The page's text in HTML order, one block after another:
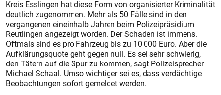
Kreis Esslingen hat diese Form von organisierter Kriminalität
deutlich zugenommen. Mehr als 50 Fälle sind in den
vergangenen eineinhalb Jahren beim Polizeipräsidium
Reutlingen angezeigt worden. Der Schaden ist immens.
Oftmals sind es pro Fahrzeug bis zu 10 000 Euro. Aber die
Aufklärungsquote geht gegen null. Es sei sehr schwierig,
den Tätern auf die Spur zu kommen, sagt Polizeisprecher
Michael Schaal. Umso wichtiger sei es, dass verdächtige
Beobachtungen sofort gemeldet werden.